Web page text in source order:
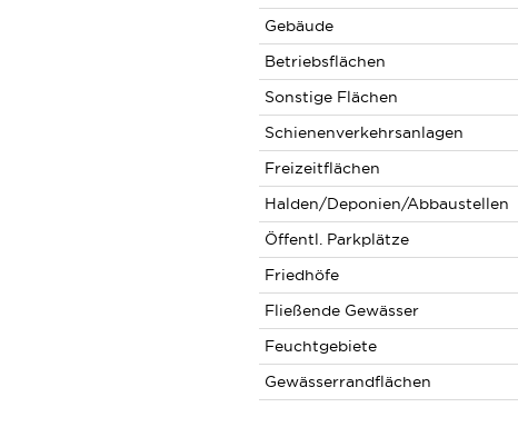
Gebäude
Betriebsflächen
Sonstige Flächen
Schienenverkehrsanlagen
Freizeitflächen
Halden/Deponien/Abbaustellen
Öffentl. Parkplätze
Friedhöfe
Fließende Gewässer
Feuchtgebiete
Gewässerrandflächen